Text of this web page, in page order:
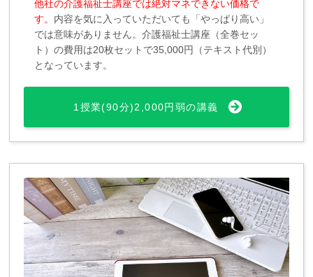
他社の介護福祉士講座では絶対マネできない価格で
す。 内容を気に入っていただいても「やっぱり高い」
では意味がありません。介護福祉士講座（全巻セッ
ト）の費用は20枚セットで35,000円（テキスト代別）
となっています。
1授業(90分)2,000円弱の講義